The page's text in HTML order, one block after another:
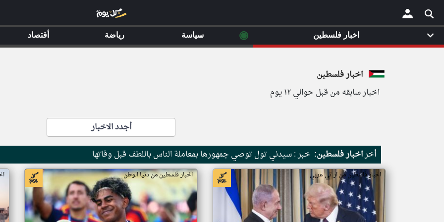
×
اخبار فلسطين
اخبار سابقه من قبل حوالي ١٢ يوم
أجدد الاخبار
أخراخبار فلسطين: خبر : سيدني تول توصي جمهورها بمعاملة الناس باللطف قبل وفاتها
اخبار فلسطين من ار تي عربي اخبار فلسطين من دنيا الوطن
اخبار فلسطين ◉ سياسة رياضة أقتصاد